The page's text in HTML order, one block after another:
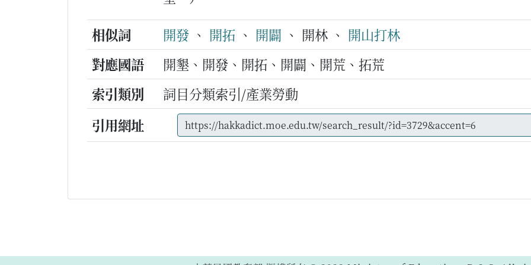
相似詞
開發 、 開拓 、 開闢 、 開林 、 開山打林
對應國語
開墾、開發、開拓、開闢、開荒、拓荒
索引類別
詞目分類索引/產業勞動
引用網址